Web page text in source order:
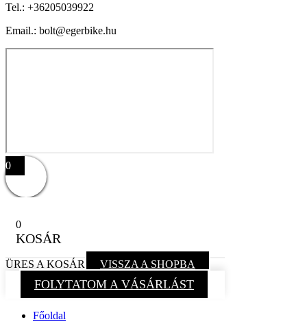
Tel.: +36205039922
Email.: bolt@egerbike.hu
0
0
KOSÁR
ÜRES A KOSÁR VISSZA A SHOPBA
FOLYTATOM A VÁSÁRLÁST
Főoldal